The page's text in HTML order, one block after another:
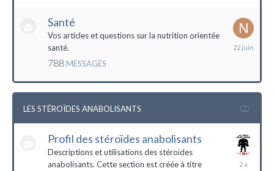
Santé
Vos articles et questions sur la nutrition orientée
santé.
788 MESSAGES
22
LES STÉROÏDES ANABOLISANTS
Profil des stéroïdes anabolisants
Descriptions et utilisations des stéroïdes
anabolisants. Cette section est créée à titre
26